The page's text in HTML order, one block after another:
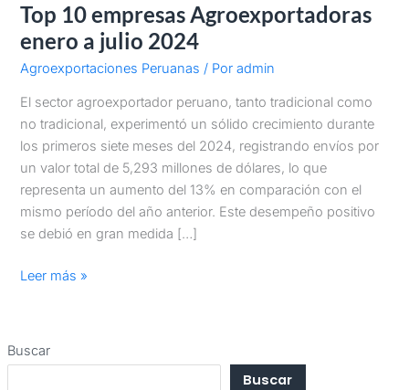
Top 10 empresas Agroexportadoras
enero a julio 2024
Agroexportaciones Peruanas / Poradmin
El sector agroexportador peruano, tanto tradicional como
no tradicional, experimentó un sólido crecimiento durante
los primeros siete meses del 2024, registrando envíos por
un valor total de 5,293 millones de dólares, lo que
representa un aumento del 13% en comparación con el
mismo período del año anterior. Este desempeño positivo
se debió en gran medida […]
Leer más »
Buscar
Buscar